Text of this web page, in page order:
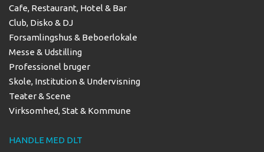
Cafe, Restaurant, Hotel & Bar
Club, Disko & DJ
Forsamlingshus & Beboerlokale
Messe & Udstilling
Professionel bruger
Skole, Institution & Undervisning
Teater & Scene
Virksomhed, Stat & Kommune
HANDLE MED DLT